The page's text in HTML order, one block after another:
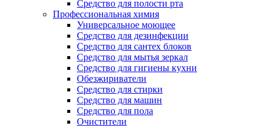
Средство для полости рта
Профессиональная химия
Универсальное моющее
Средство для дезинфекции
Средство для сантех блоков
Средство для мытья зеркал
Средство для гигиены кухни
Обезжириватели
Средство для стирки
Средство для машин
Средство для пола
Очистители